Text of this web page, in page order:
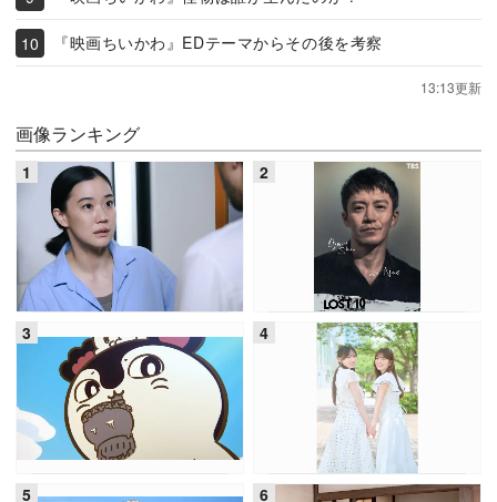
『映画ちいかわ』EDテーマからその後を考察
13:13更新
画像ランキング